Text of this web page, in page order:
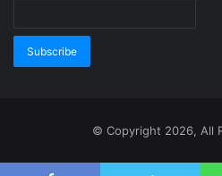
© Copyright 2026, All